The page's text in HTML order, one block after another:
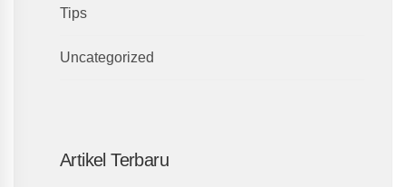
Tips
Uncategorized
Artikel Terbaru